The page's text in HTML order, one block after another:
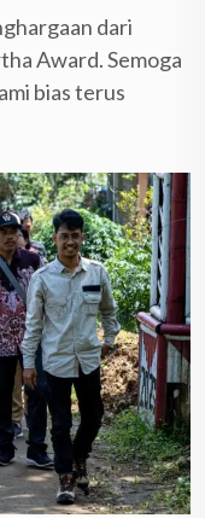
dari
Award. Semoga
bias terus